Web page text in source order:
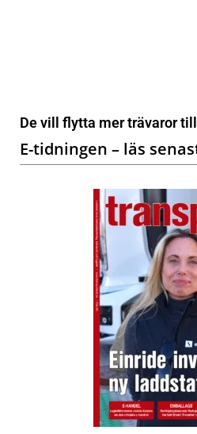
De vill flytta mer trävaror
E-tidningen – läs